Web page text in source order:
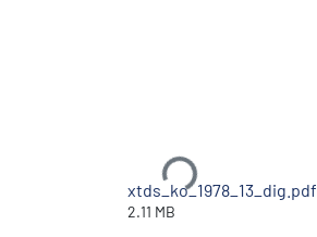
Ladataan...
xtds_ko_1978_13_dig.pdf
2.11 MB